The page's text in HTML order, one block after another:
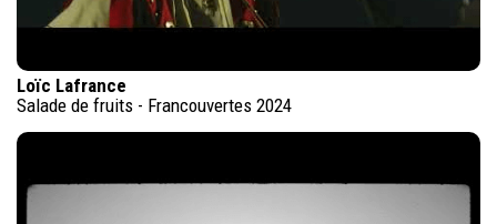
Loïc Lafrance
Salade de fruits - Francouvertes 2024